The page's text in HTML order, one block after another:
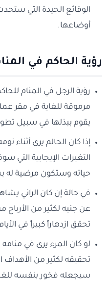
الوقائع الجيدة التي
أوضاعها.
رؤية الحاكم في
رؤية الرجل في المنام
مرموقة للغاية في مقر
يقوم ببذلها في سبيل
إذا كان الحالم يرى أثناء
التغيرات الإيجابية التي
حياته وستكون مرضية له
في حالة إن كان الرائي
عن جنيه لكثير من
تحقق ازدهاراً كبيراً في
لو كان المرء يرى في
تحقيقه لكثير من
سيجعله فخور بنفسه